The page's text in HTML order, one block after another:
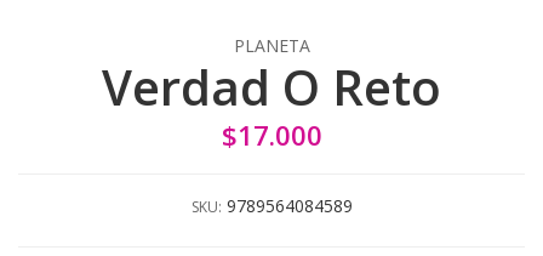
PLANETA
Verdad O Reto
$17.000
SKU: 9789564084589